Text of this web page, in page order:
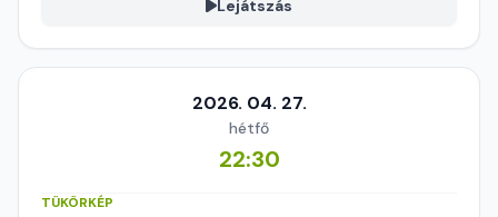
Lejátszás
2026. 04. 27.
hétfő
22:30
TÜKÖRKÉP